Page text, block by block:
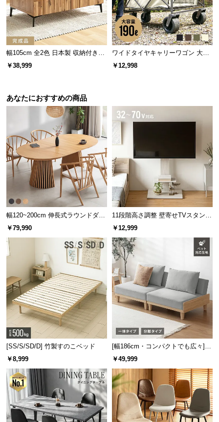
に
つ
い
て
会
約
い
て
お
サ
ポ
お
知
ら
ブ
ロ
グ
企
業
幅105cm 全2色 日本製 収納付きセ
ンターテーブル TCT-008
￥38,999
ワイドタイヤキャリーワゴン 大容
量190L 耐荷重150kg
￥12,998
あなたにおすすめの商品
幅120~200cm 伸長式ラウンドダイ
ニングテーブル 6人掛け 天然木突
￥79,990
11段階高さ調整 壁寄せTVスタンド
キャスター付き 上下左右角度調節
￥12,999
[SS/S/SD/D] 竹製すのこベッド
￥8,999
[幅186cm・コンパクトでも広々] 3
人掛けソファベッド リクライニン
￥49,999